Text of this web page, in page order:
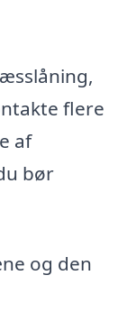
flere
af
bør
og den